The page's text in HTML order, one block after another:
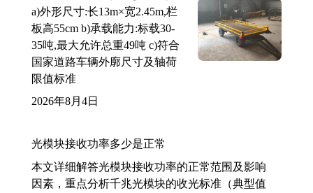
a)外形尺寸:长13m×宽2.45m,栏
板高55cm b)承载能力:标载30-
35吨,最大允许总重49吨 c)符合
国家道路车辆外廓尺寸及轴荷
限值标准
2026年8月4日
光模块接收功率多少是正常
本文详细解答光模块接收功率的正常范围及影响
因素，重点分析千兆光模块的收光标准（典型值